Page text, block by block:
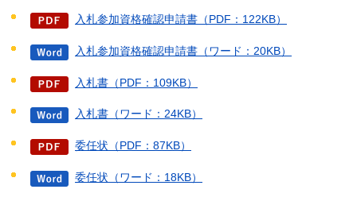
入札参加資格確認申請書（PDF：122KB）
入札参加資格確認申請書（ワード：20KB）
入札書（PDF：109KB）
入札書（ワード：24KB）
委任状（PDF：87KB）
委任状（ワード：18KB）